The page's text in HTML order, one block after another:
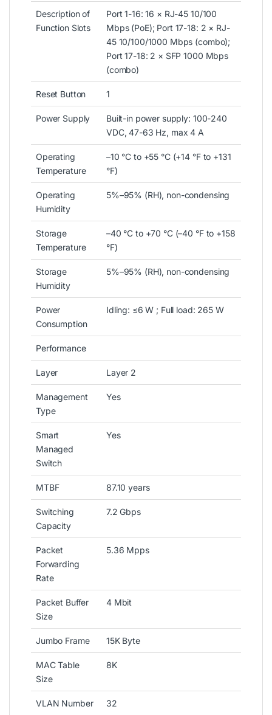
Description of
Function Slots
Port 1-16: 16 × RJ-45 10/100
Mbps (PoE); Port 17-18: 2 × RJ-
45 10/100/1000 Mbps (combo);
Port 17-18: 2 × SFP 1000 Mbps
(combo)
Reset Button 1
Power Supply
Built-in power supply: 100-240
VDC, 47-63 Hz, max 4 A
Operating
Temperature
–10 °C to +55 °C (+14 °F to +131
°F)
Operating
Humidity
5%–95% (RH), non-condensing
Storage
Temperature
–40 °C to +70 °C (–40 °F to +158
°F)
Storage
Humidity
5%–95% (RH), non-condensing
Power
Consumption
Idling: ≤6 W ; Full load: 265 W
Performance
Layer Layer 2
Management
Type
Yes
Smart
Managed
Switch
Yes
MTBF 87.10 years
Switching
Capacity
7.2 Gbps
Packet
Forwarding
Rate
5.36 Mpps
Packet Buffer
Size
4 Mbit
Jumbo Frame 15K Byte
MAC Table
Size
8K
VLAN Number 32